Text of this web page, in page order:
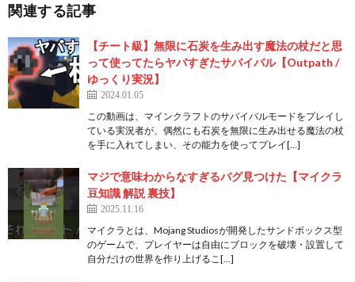
関連する記事
【チート級】無限に石炭を生み出す魔法の杖だと思
って使ってたらヤバすぎたサバイバル【Outpath /
ゆっくり実況】
2024.01.05
この動画は、マインクラフトのサバイバルモードをプレイし
ている実況者が、偶然にも石炭を無限に生み出せる魔法の杖
を手に入れてしまい、その能力を使ってプレイ[…]
マジで意味わからなすぎるバグ見つけた【マイクラ
豆知識 解説 裏技】
2025.11.16
マイクラとは、Mojang Studiosが開発したサンドボックス型
のゲームで、プレイヤーは自由にブロックを破壊・設置して
自分だけの世界を作り上げるこ[…]